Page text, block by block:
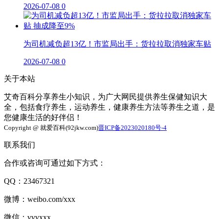
2026-07-08 0
为司机减负超13亿！市监局出手：货拉拉取消独家车贴
2026-07-08 0
关于本站
艾奇百科分享养生小知识，为广大网民提供养生保健知识大
全，包括食疗养生，运动养生，健康养生方法等养生之道，是
您健康生活的好伴侣！
Copyright @ 就爱百科(92jkw.com)晋ICP备2023020180号-4
联系我们
合作或咨询可通过如下方式：
QQ：23467321
微博：weibo.com/xxx
微信：vvvxxx